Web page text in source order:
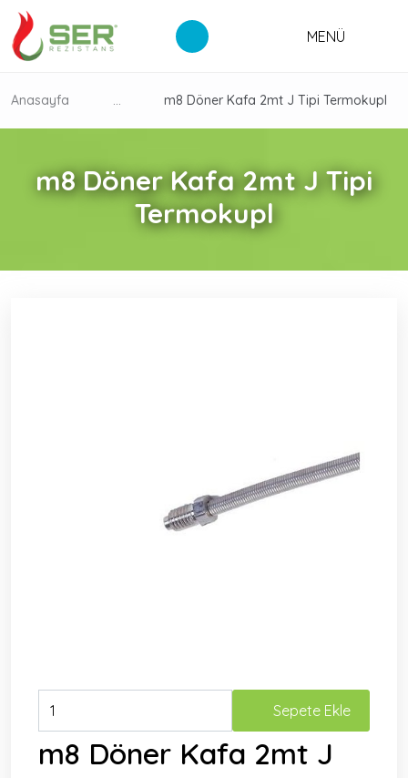
MENÜ
m8 Döner Kafa 2mt J Tipi
Termokupl
Anasayfa ... m8 Döner Kafa 2mt J Tipi Termokupl
Sepete Ekle
m8 Döner Kafa 2mt J